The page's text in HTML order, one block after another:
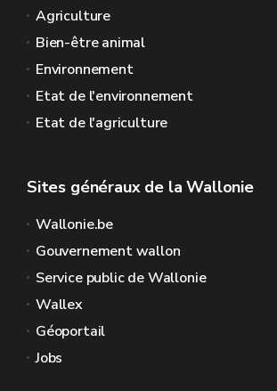
Agriculture
Bien-être animal
Environnement
Etat de l'environnement
Etat de l'agriculture
Sites généraux de la Wallonie
Wallonie.be
Gouvernement wallon
Service public de Wallonie
Wallex
Géoportail
Jobs